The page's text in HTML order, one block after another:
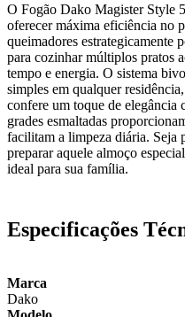
O Fogão Dako Magister Style
oferecer máxima eficiência no
queimadores estrategicamente
para cozinhar múltiplos pratos
tempo e energia. O sistema
simples em qualquer
confere um toque de elegância
grades esmaltadas
facilitam a limpeza diária. Seja
preparar aquele almoço
ideal para sua família.
Especificações
Marca
Dako